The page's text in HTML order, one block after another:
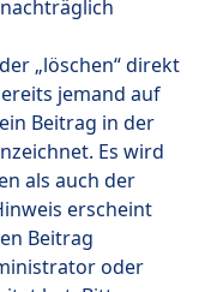
„löschen“ direkt
jemand auf
Beitrag in der
Es wird
als auch der
erscheint
Beitrag
oder